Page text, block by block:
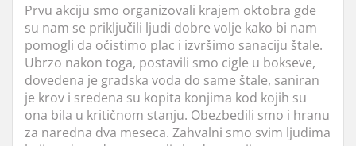
Prvu akciju smo organizovali krajem oktobra gde
su nam se priključili ljudi dobre volje kako bi nam
pomogli da očistimo plac i izvršimo sanaciju štale.
Ubrzo nakon toga, postavili smo cigle u bokseve,
dovedena je gradska voda do same štale, saniran
je krov i sređena su kopita konjima kod kojih su
ona bila u kritičnom stanju. Obezbedili smo i hranu
za naredna dva meseca. Zahvalni smo svim ljudima